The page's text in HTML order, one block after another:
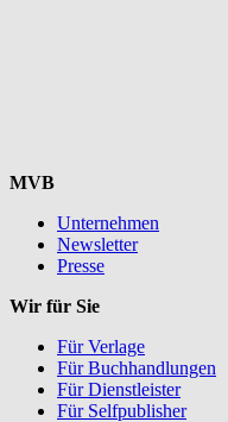
MVB
Unternehmen
Newsletter
Presse
Wir für Sie
Für Verlage
Für Buchhandlungen
Für Dienstleister
Für Selfpublisher